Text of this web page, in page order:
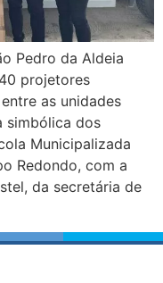
Pedro da Aldeia
projetores
as unidades
simbólica dos
Municipalizada
Redondo, com a
da secretária de